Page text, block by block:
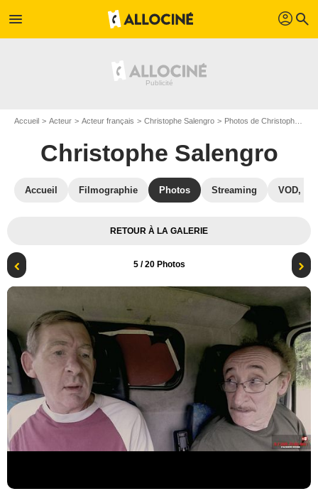
menu profil search
Accueil Acteur Acteur français Christophe Salengro Photos de Christophe Salengro
Christophe Salengro
Accueil Filmographie Photos Streaming VOD,
RETOUR À LA GALERIE
5/ 20 Photos